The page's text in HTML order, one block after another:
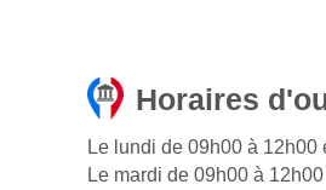
Horaires
Le lundi de 09h00 à 12h00
Le mardi de 09h00 à